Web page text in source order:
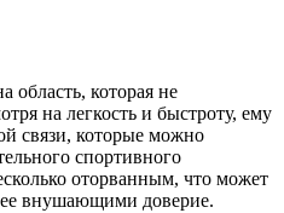
область, которая не
на легкость и быстроту, ему
связи, которые можно
спортивного
оторванным, что может
внушающими доверие.